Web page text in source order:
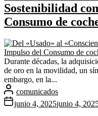
Sostenibilidad
Consumo de
Durante décadas, la
de oro en la movilidad, un
embargo, en la...
comunicados
junio 4, 2025junio 4,